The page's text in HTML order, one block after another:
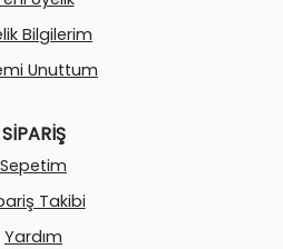
Bilgilerim
Unuttum
SİPARİŞ
Sepetim
Takibi
Yardım